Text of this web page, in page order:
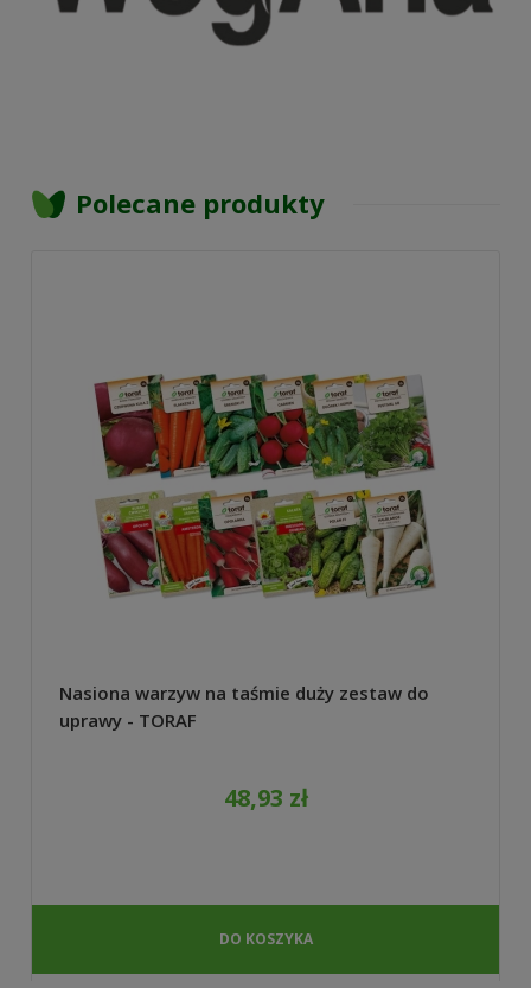
Polecane produkty
Nasiona warzyw na taśmie duży zestaw do
uprawy - TORAF
48,93 zł
DO KOSZYKA